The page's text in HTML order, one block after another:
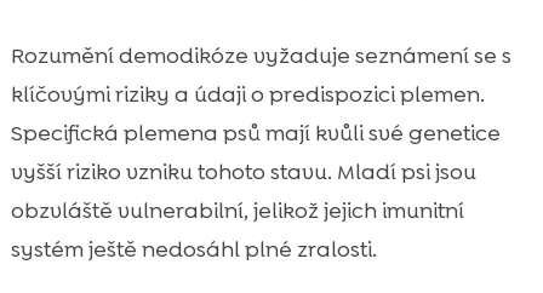
Rozumění demodikóze vyžaduje seznámení se s
klíčovými riziky a údaji o predispozici plemen.
Specifická plemena psů mají kvůli své genetice
vyšší riziko vzniku tohoto stavu. Mladí psi jsou
obzvláště vulnerabilní, jelikož jejich imunitní
systém ještě nedosáhl plné zralosti.